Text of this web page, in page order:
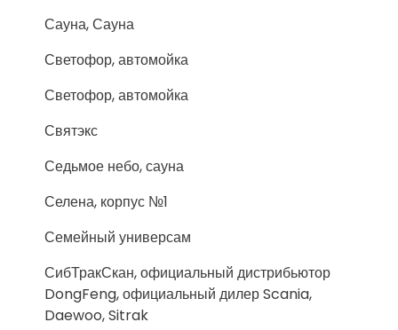
Сауна, Сауна
Светофор, автомойка
Светофор, автомойка
Святэкс
Седьмое небо, сауна
Селена, корпус №1
Семейный универсам
СибТракСкан, официальный дистрибьютор
DongFeng, официальный дилер Scania,
Daewoo, Sitrak